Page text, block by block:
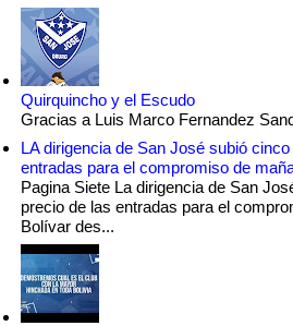
Quirquincho y el Escudo
Gracias a Luis Marco Fernandez
LA dirigencia de San José subió
entradas para el compromiso de
Pagina Siete La dirigencia de San
precio de las entradas para el
Bolívar des...